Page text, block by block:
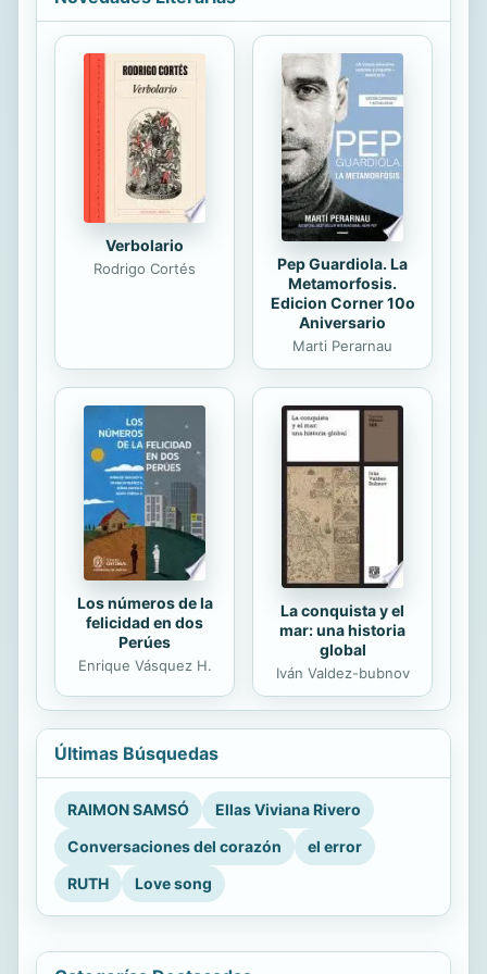
más allá del mero consejo para el
diseño y la resolución de historias y
hablan a cada escritor de una manera
diferente. Third extended edition of
this authentic classic and work of
reference among screenwriters
around the world. Thousands of
renowned...
Verbolario
Rodrigo Cortés
Pep Guardiola. La
Metamorfosis.
Edicion Corner 10o
Aniversario
Marti Perarnau
Los números de la
felicidad en dos
Perúes
Enrique Vásquez H.
La conquista y el
mar: una historia
global
Iván Valdez-bubnov
Últimas Búsquedas
RAIMON SAMSÓ
Ellas Viviana Rivero
Conversaciones del corazón
el error
RUTH
Love song